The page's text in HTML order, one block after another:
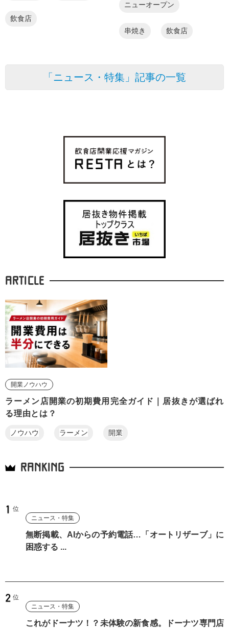
飲食店
ニューオープン
串焼き 飲食店
「ニュース・特集」記事の一覧
ARTICLE
開業ノウハウ
ラーメン店開業の初期費用完全ガイド｜居抜きが選ばれ
る理由とは？
ノウハウ ラーメン 開業
RANKING
ニュース・特集
無断掲載、AIからの予約電話…「オートリザーブ」に
困惑する ...
ニュース・特集
これがドーナツ！？未体験の新食感。ドーナツ専門店